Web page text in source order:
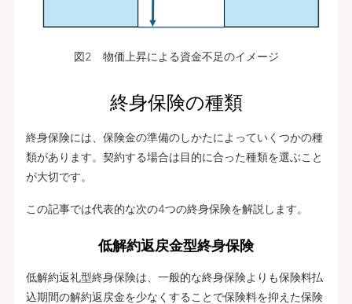
図2 物価上昇による資金不足のイメージ
終身保険の種類
終身保険には、保険金の準備のしかたによっていくつかの種
類があります。契約する場合は目的に合った種類を選ぶこと
が大切です。
この記事では代表的な次の4つの終身保険を解説します。
低解約返戻金型終身保険
低解約返礼型終身保険は、一般的な終身保険よりも保険料払
込期間の解約返戻金を少なくすることで保険料を抑えた保険